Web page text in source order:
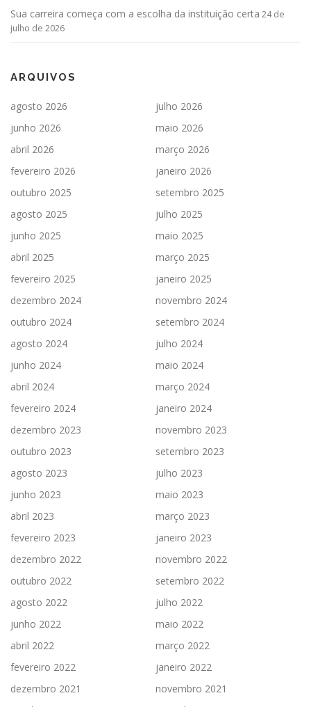
Sua carreira começa com a escolha da instituição certa 24 de
julho de 2026
ARQUIVOS
agosto 2026
julho 2026
junho 2026
maio 2026
abril 2026
março 2026
fevereiro 2026
janeiro 2026
outubro 2025
setembro 2025
agosto 2025
julho 2025
junho 2025
maio 2025
abril 2025
março 2025
fevereiro 2025
janeiro 2025
dezembro 2024
novembro 2024
outubro 2024
setembro 2024
agosto 2024
julho 2024
junho 2024
maio 2024
abril 2024
março 2024
fevereiro 2024
janeiro 2024
dezembro 2023
novembro 2023
outubro 2023
setembro 2023
agosto 2023
julho 2023
junho 2023
maio 2023
abril 2023
março 2023
fevereiro 2023
janeiro 2023
dezembro 2022
novembro 2022
outubro 2022
setembro 2022
agosto 2022
julho 2022
junho 2022
maio 2022
abril 2022
março 2022
fevereiro 2022
janeiro 2022
dezembro 2021
novembro 2021